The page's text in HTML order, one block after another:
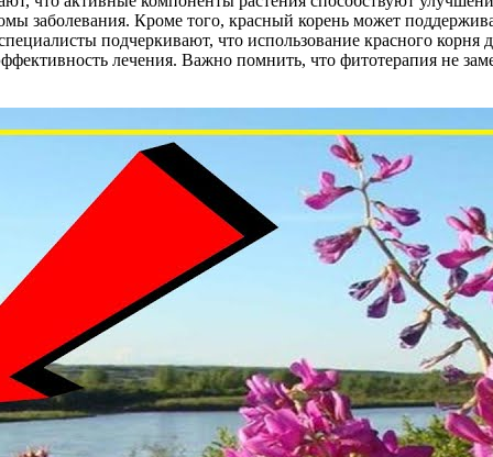
заболевания. Кроме того, красный корень может
подчеркивают, что использование красного корня
лечения. Важно помнить, что фитотерапия не